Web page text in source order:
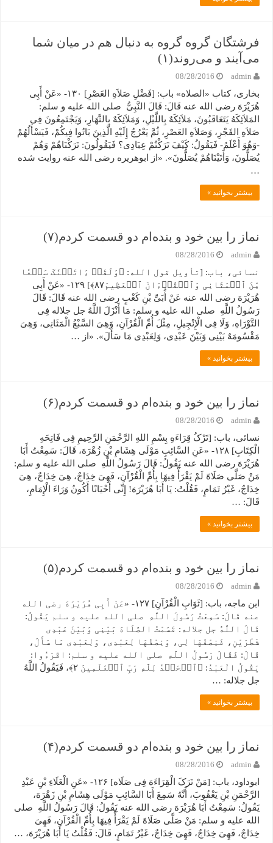
فرشتگان گروه گروه به دنبال هم در میان شما
می‌آیند و می‌روند(۱)
admin
08/28/2016
بخاری، کتاب «الصلاه» باب: [فَضْلِ صَلاَهِ العَصْرِ] ۱۳۰- «عَنْ أَبِی
هُرَیْرَهَ رضی الله عنه قَالَ: قَالَ النَّبِیُّ صلی الله علیه و سلم:
المَلاَئِکَهُ یَتَعَاقَبُونَ، مَلاَئِکَهٌ بِاللَّیْلِ، وَمَلاَئِکَهٌ بِالنَّهَارِ، وَیَجْتَمِعُونَ فِی
صَلاَهِ الفَجْرِ، وَصَلاَهِ العَصْرِ، ثُمَّ یَعْرُجُ إِلَیْهِ الَّذِینَ بَاتُوا فِیکُمْ، فَیَسْأَلُهُمْ
-وَهُوَ أَعْلَمُ- فَیَقُولُ: کَیْفَ تَرَکْتُمْ عِبَادِی؟ فَیَقُولُونَ: تَرَکْنَاهُمْ وَهُمْ
یُصَلُّونَ، وَأَتَیْنَاهُمْ یُصَلُّونَ». «از ابوهریره رضی الله عنه روایت شده
…
بیشتر بخوانید »
نماز را بین خود و بنده‌ام دو قسمت کردم(۷)
admin
08/28/2016
نسائی، باب: [تأویل قول الله: ﴿وَلَقَدۡ ءَاتَیۡنَٰکَ سَبۡعٗا
مِّنَ ٱلۡمَثَانِی وَٱلۡقُرۡءَانَ ٱلۡعَظِیمَ٨٧﴾] ۱۲۹- «عَنْ أَبِی
هُرَیْرَهَ رضی الله عنه عَنْ أُبَیِّ بْنِ کَعْبٍ رضی الله عنه قَالَ: قَالَ
رَسُولُ اللَّهِ صلی الله علیه و سلم: مَا أَنْزَلَ اللَّهُ جل جلاله فِی
التَّوْرَاهِ، وَلَا فِی الْإِنْجِیلِ، مِثْلَ أُمِّ الْقُرْآنِ، وَهِیَ السَّبْعُ الْمَثَانِی، وَهِیَ
مَقْسُومَهٌ بَیْنِی وَبَیْنَ عَبْدِی، وَلِعَبْدِی مَا سَأَلَ». «از …
بیشتر بخوانید »
نماز را بین خود و بنده‌ام دو قسمت کردم(۶)
admin
08/28/2016
نسائی، باب: [تَرْکُ قِرَاءَهِ بِسْمِ اللهِ الرَّحْمَنِ الرَّحِیمِ فِی فَاتِحَهِ
الْکِتَابِ] ۱۲۸- «عَنِ السَّائِبِ مَوْلَى هِشَامِ بْنِ زُهْرَهَ، قَالَ: سَمِعْتُ أَبَا
هُرَیْرَهَ رضی الله عنه یَقُولُ: قَالَ رَسُولُ اللَّهِ صلی الله علیه و سلم:
مَنْ صَلَّى صَلَاهً لَمْ یَقْرَأْ فِیهَا بِأُمِّ الْقُرْآنِ، فَهِیَ خِدَاجٌ، هِیَ خِدَاجٌ، هِیَ
خِدَاجٌ، غَیْرُ تَمَامٍ، فَقُلْتُ: یَا أَبَا هُرَیْرَهَ! إِنِّی أَحْیَانًا أَکُونُ وَرَاءَ الْإِمَامِ،
قَالَ: …
بیشتر بخوانید »
نماز را بین خود و بنده‌ام دو قسمت کردم(۵)
admin
08/28/2016
ابن ماجه، باب: [ثَوَابِ الْقُرْآنِ] ۱۲۷- «عَنْ أَبِی هُرَیْرَهَ رضی الله
عنه قَالَ: سَمِعْتُ رَسُولَ اللَّهِ صلی الله علیه و سلم یَقُولُ:
قَالَ اللَّهُ جل جلاله: قَسَمْتُ الصَّلَاهَ بَیْنِی وَبَیْنَ عَبْدِی
شَطْرَیْنِ، فَنِصْفُهَا لِی، وَنِصْفُهَا لِعَبْدِی، وَلِعَبْدِی مَا سَأَلَ،
قَالَ: فَقَالَ رَسُولُ اللَّهِ صلی الله علیه و سلم: اقْرَءُوا:
یَقُولُ الْعَبْدُ: ﴿ٱلۡحَمۡدُ لِلَّهِ رَبِّ ٱلۡعَٰلَمِینَ ٢﴾، فَیَقُولُ اللَّهُ
جل جلاله: …
بیشتر بخوانید »
نماز را بین خود و بنده‌ام دو قسمت کردم(۴)
admin
08/28/2016
ابوداود، باب: [مَنْ تَرَکَ الْقِرَاءَهَ فِی صَلَاه] ۱۲۶- «عَنِ الْعَلَاءِ بْنِ عَبْدِ
الرَّحْمَنِ بْنِ یَعْقُوبَ، أَنَّهُ سَمِعَ أَبَا السَّائِبِ مَوْلَى هِشَامِ بْنِ زَهْرَهَ،
یَقُولُ: سَمِعْتُ أَبَا هُرَیْرَهَ رضی الله عنه یَقُولُ: قَالَ رَسُولُ اللَّهِ صلی
الله علیه و سلم: مَنْ صَلَّى صَلَاهً لَمْ یَقْرَأْ فِیهَا بِأُمِّ الْقُرْآنِ، فَهِیَ
خِدَاجٌ، فَهِیَ خِدَاجٌ، فَهِیَ خِدَاجٌ، غَیْرُ تَمَامٍ، قَالَ: فَقُلْتُ یَا أَبَا هُرَیْرَهَ، …